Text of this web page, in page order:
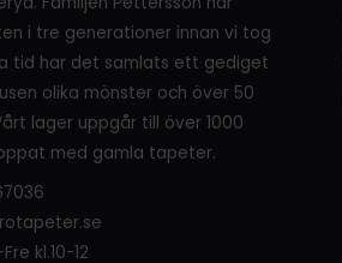
i tre generationer innan vi tog
tid har det samlats ett gediget
olika mönster och över 50
lager uppgår till över 1000
med gamla tapeter.
kl.10-12